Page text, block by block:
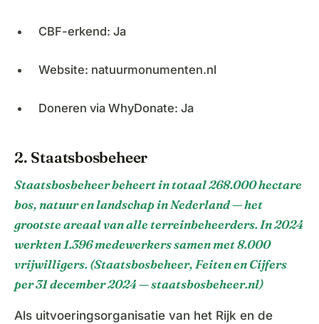
CBF-erkend: Ja
Website: natuurmonumenten.nl
Doneren via WhyDonate: Ja
2. Staatsbosbeheer
Staatsbosbeheer beheert in totaal 268.000 hectare
bos, natuur en landschap in Nederland — het
grootste areaal van alle terreinbeheerders. In 2024
werkten 1.396 medewerkers samen met 8.000
vrijwilligers. (Staatsbosbeheer, Feiten en Cijfers
per 31 december 2024 — staatsbosbeheer.nl)
Als uitvoeringsorganisatie van het Rijk en de